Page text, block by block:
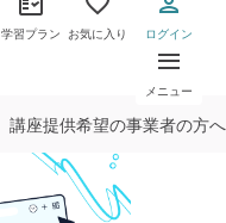
学習プラン お気に入り ログイン
メニュー
講座提供希望の事業者の方へ